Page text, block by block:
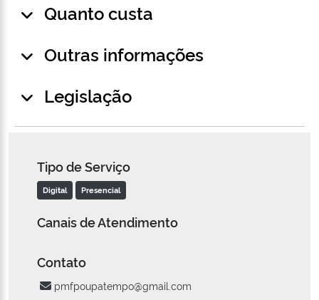
Quanto custa
Outras informações
Legislação
Tipo de Serviço
Digital Presencial
Canais de Atendimento
Contato
pmfpoupatempo@gmail.com